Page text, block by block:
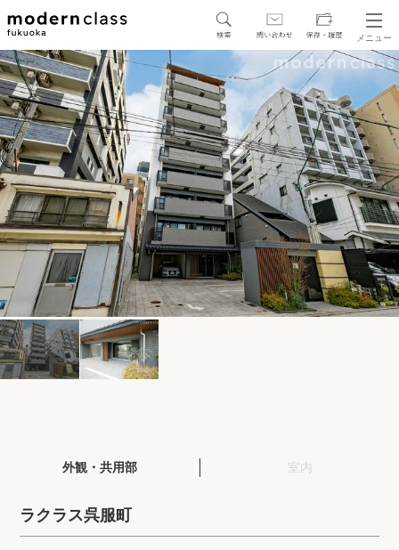
メニュー
SEARCH
地図から探す 駅・路線から探す
区から探す
人気エリアから探す
アクセスランキング
保存した検索条件
店舗・スタッフ紹介
外観・共用部 室内
ラクラス呉服町